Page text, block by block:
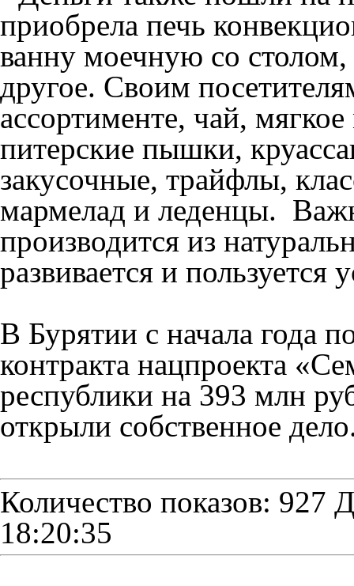
приобрела печь
ванну моечную со столом,
другое. Своим
ассортименте, чай,
питерские пышки,
закусочные, трайфлы,
мармелад и леденцы.
производится из
развивается и пользуется
В Бурятии с начала года
контракта нацпроекта
республики на 393 млн
открыли собственное
Количество показов: 927
18:20:35